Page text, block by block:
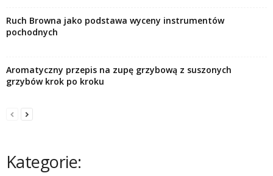
Ruch Browna jako podstawa wyceny instrumentów
pochodnych
Aromatyczny przepis na zupę grzybową z suszonych
grzybów krok po kroku
Kategorie: